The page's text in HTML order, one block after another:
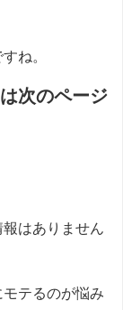
ね。
次のページ
はありません
テるのが悩み